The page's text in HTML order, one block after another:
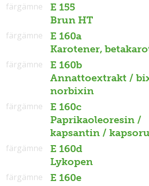
E 155
Brun HT
färgämne
E 160a
Karotener,
färgämne
E 160b
Annattoextrakt /
norbixin
färgämne
E 160c
Paprikaoleoresin /
kapsantin /
färgämne
E 160d
Lykopen
färgämne
E 160e
färgämne